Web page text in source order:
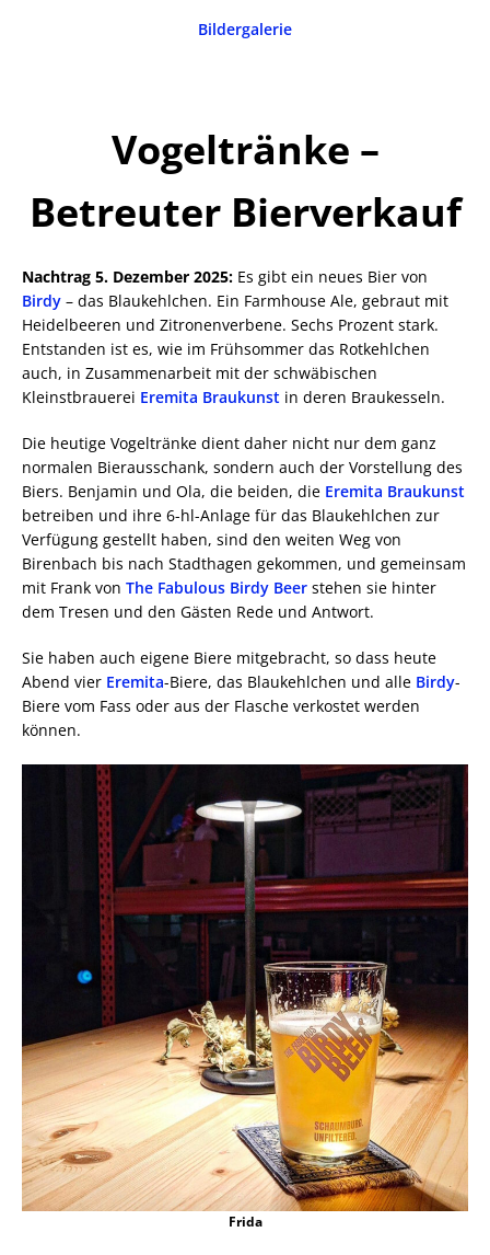
Bildergalerie
Vogeltränke –
Betreuter Bierverkauf
Nachtrag 5. Dezember 2025: Es gibt ein neues Bier von
Birdy – das Blaukehlchen. Ein Farmhouse Ale, gebraut mit
Heidelbeeren und Zitronenverbene. Sechs Prozent stark.
Entstanden ist es, wie im Frühsommer das Rotkehlchen
auch, in Zusammenarbeit mit der schwäbischen
Kleinstbrauerei Eremita Braukunst in deren Braukesseln.
Die heutige Vogeltränke dient daher nicht nur dem ganz
normalen Bierausschank, sondern auch der Vorstellung des
Biers. Benjamin und Ola, die beiden, die Eremita Braukunst
betreiben und ihre 6-hl-Anlage für das Blaukehlchen zur
Verfügung gestellt haben, sind den weiten Weg von
Birenbach bis nach Stadthagen gekommen, und gemeinsam
mit Frank von The Fabulous Birdy Beer stehen sie hinter
dem Tresen und den Gästen Rede und Antwort.
Sie haben auch eigene Biere mitgebracht, so dass heute
Abend vier Eremita-Biere, das Blaukehlchen und alle Birdy-
Biere vom Fass oder aus der Flasche verkostet werden
können.
Frida